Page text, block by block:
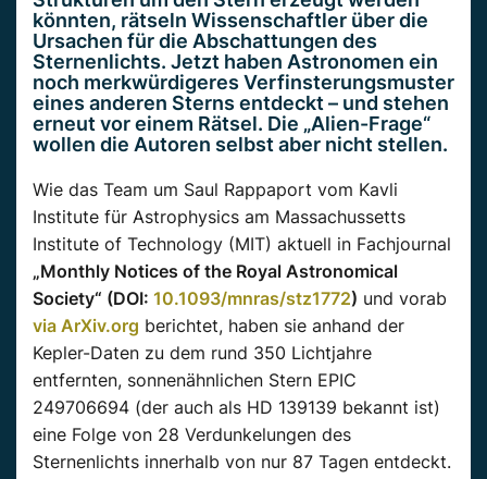
könnten, rätseln Wissenschaftler über die
Ursachen für die Abschattungen des
Sternenlichts. Jetzt haben Astronomen ein
noch merkwürdigeres Verfinsterungsmuster
eines anderen Sterns entdeckt – und stehen
erneut vor einem Rätsel. Die „Alien-Frage“
wollen die Autoren selbst aber nicht stellen.
Wie das Team um Saul Rappaport vom Kavli
Institute für Astrophysics am Massachussetts
Institute of Technology (MIT) aktuell in Fachjournal
„Monthly Notices of the Royal Astronomical
Society“ (DOI: 10.1093/mnras/stz1772) und vorab
via ArXiv.org berichtet, haben sie anhand der
Kepler-Daten zu dem rund 350 Lichtjahre
entfernten, sonnenähnlichen Stern EPIC
249706694 (der auch als HD 139139 bekannt ist)
eine Folge von 28 Verdunkelungen des
Sternenlichts innerhalb von nur 87 Tagen entdeckt.